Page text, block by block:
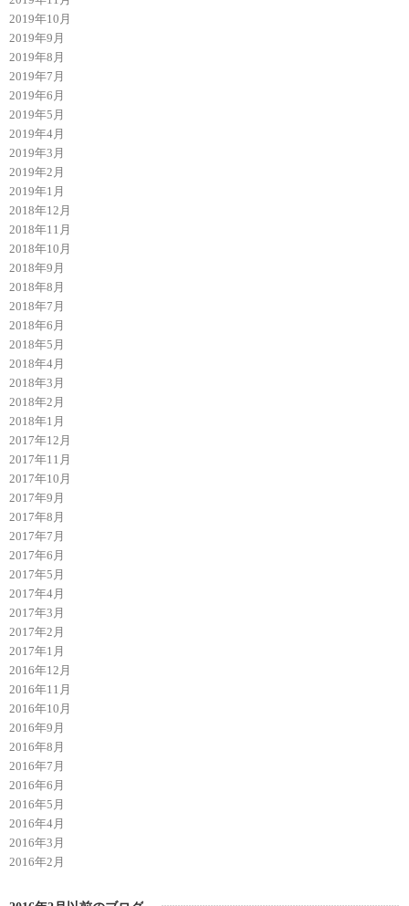
2019年10月
2019年9月
2019年8月
2019年7月
2019年6月
2019年5月
2019年4月
2019年3月
2019年2月
2019年1月
2018年12月
2018年11月
2018年10月
2018年9月
2018年8月
2018年7月
2018年6月
2018年5月
2018年4月
2018年3月
2018年2月
2018年1月
2017年12月
2017年11月
2017年10月
2017年9月
2017年8月
2017年7月
2017年6月
2017年5月
2017年4月
2017年3月
2017年2月
2017年1月
2016年12月
2016年11月
2016年10月
2016年9月
2016年8月
2016年7月
2016年6月
2016年5月
2016年4月
2016年3月
2016年2月